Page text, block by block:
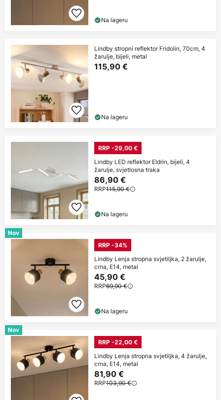
Na lageru
Lindby stropni reflektor Fridolin, 70cm, 4
žarulje, bijeli, metal
115,90 €
Na lageru
RRP -29,00 €
Lindby LED reflektor Eldrin, bijeli, 4
žarulje, svjetlosna traka
86,90 €
RRP115,90 €
Na lageru
Nov
RRP -34%
Lindby Lenja stropna svjetiljka, 2 žarulje,
crna, E14, metal
45,90 €
RRP69,90 €
Na lageru
Nov
RRP -22,00 €
Lindby Lenja stropna svjetiljka, 4 žarulje,
crna, E14, metal
81,90 €
RRP103,90 €